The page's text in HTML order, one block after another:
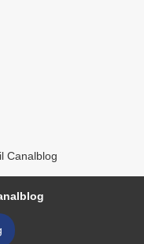
Canalblog